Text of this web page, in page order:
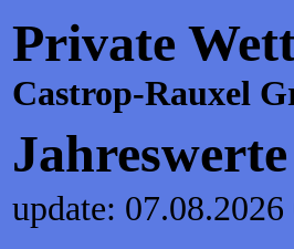
Private
Castrop-Rauxel
update: